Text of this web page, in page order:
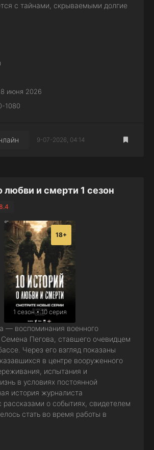
с тайнами, скрываемыми долгие
июня 2026
1080
9-07-2026, 04:14
любви и смерти 1 сезон
1 сезон • 10 серия
18+
— воспоминания военного
Семена Пегова, ставшего очевидцем
Через его взгляд показаны
в центре вооруженного
испытания и
в условиях постоянной
история журналиста
рассказами о событиях, свидетелем
стать во время работы в